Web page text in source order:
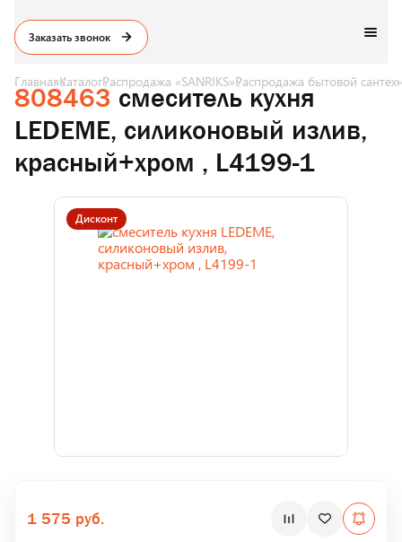
Заказать звонок
ГлавнаяКаталогРаспродажа «SANRIKS»Распродажа бытовой
808463 смеситель кухня
LEDEME, силиконовый излив,
красный+хром , L4199-1
Дисконт
1 575 руб.